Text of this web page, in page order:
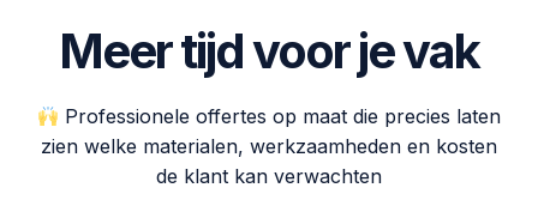
Meer tijd voor je vak
Professionele offertes op maat die precies laten
zien welke materialen, werkzaamheden en kosten
de klant kan verwachten